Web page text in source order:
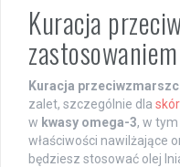
Kuracja
Kuracja
zalet, szczególnie dla
w kwasy omega-3, w
właściwości nawilżające
będziesz stosować olej